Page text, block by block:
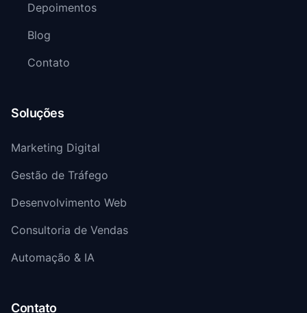
Depoimentos
Blog
Contato
Soluções
Marketing Digital
Gestão de Tráfego
Desenvolvimento Web
Consultoria de Vendas
Automação & IA
Contato